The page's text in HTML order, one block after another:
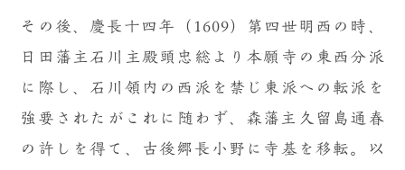
その後、慶長十四年（1609）第四世明西の時、
日田藩主石川主殿頭忠総より本願寺の東西分派
に際し、石川領内の西派を禁じ東派への転派を
強要されたがこれに随わず、森藩主久留島通春
の許しを得て、古後郷長小野に寺基を移転。以